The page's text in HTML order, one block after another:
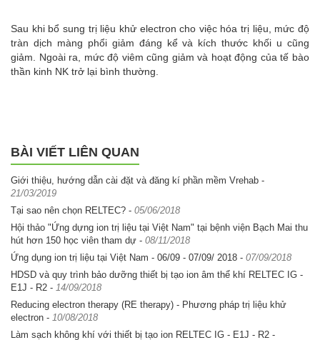
Sau khi bổ sung trị liệu khử electron cho việc hóa trị liệu, mức độ
tràn dịch màng phổi giảm đáng kể và kích thước khối u cũng
giảm. Ngoài ra, mức độ viêm cũng giảm và hoạt động của tế bào
thần kinh NK trở lại bình thường.
BÀI VIẾT LIÊN QUAN
Giới thiệu, hướng dẫn cài đặt và đăng kí phần mềm Vrehab -
21/03/2019
Tại sao nên chọn RELTEC? - 05/06/2018
Hội thảo "Ứng dựng ion trị liệu tại Việt Nam" tại bệnh viện Bạch Mai thu
hút hơn 150 học viên tham dự - 08/11/2018
Ứng dụng ion trị liệu tại Việt Nam - 06/09 - 07/09/ 2018 - 07/09/2018
HDSD và quy trình bảo dưỡng thiết bị tạo ion âm thể khí RELTEC IG -
E1J - R2 - 14/09/2018
Reducing electron therapy (RE therapy) - Phương pháp trị liệu khử
electron - 10/08/2018
Làm sạch không khí với thiết bị tạo ion RELTEC IG - E1J - R2 -